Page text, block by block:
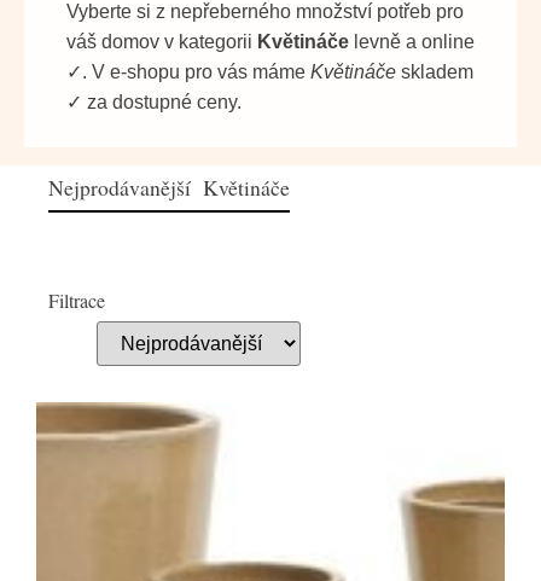
Vyberte si z nepřeberného množství potřeb pro
váš domov v kategorii Květináče levně a online
✓. V e-shopu pro vás máme Květináče skladem
✓ za dostupné ceny.
Nejprodávanější Květináče
Filtrace